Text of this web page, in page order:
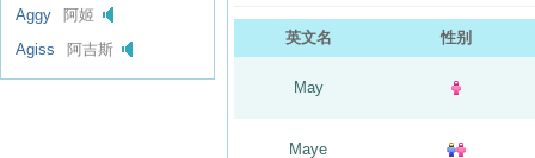
Aggy
阿姬
Agiss
阿吉斯
英文名 性别
May
Maye